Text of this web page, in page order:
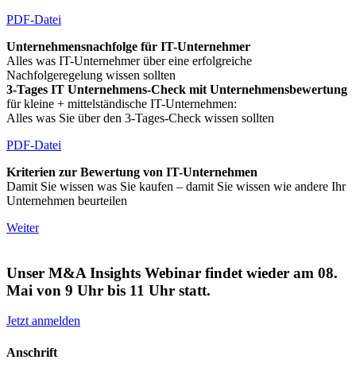
PDF-Datei
Unternehmensnachfolge für IT-Unternehmer
Alles was IT-Unternehmer über eine erfolgreiche
Nachfolgeregelung wissen sollten
3-Tages IT Unternehmens-Check mit Unternehmensbewertung
für kleine + mittelständische IT-Unternehmen:
Alles was Sie über den 3-Tages-Check wissen sollten
PDF-Datei
Kriterien zur Bewertung von IT-Unternehmen
Damit Sie wissen was Sie kaufen – damit Sie wissen wie andere Ihr
Unternehmen beurteilen
Weiter
Unser M&A Insights Webinar findet wieder am 08.
Mai von 9 Uhr bis 11 Uhr statt.
Jetzt anmelden
Anschrift